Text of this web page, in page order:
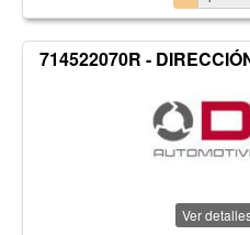
714522070R -
Ver